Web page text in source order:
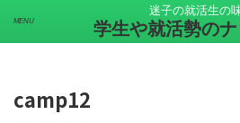
迷子の就活生の
学生や就活勢の
camp12